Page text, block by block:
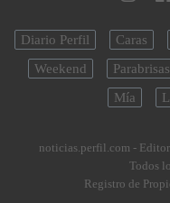
Diario Perfil Caras
Weekend
Parabrisas
Mía
noticias.perfil.com -
Todos
Registro de